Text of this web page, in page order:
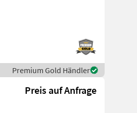
Premium Gold Händler
Preis auf Anfrage